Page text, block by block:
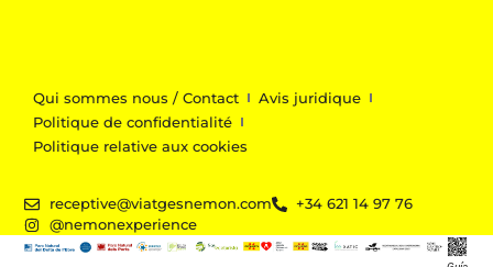
Qui sommes nous / Contact
Avis juridique
Politique de confidentialité
Politique relative aux cookies
receptive@viatgesnemon.com
+34 621 14 97 76
@nemonexperience